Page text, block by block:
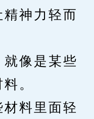
神力轻而
像是某些
。
料里面轻